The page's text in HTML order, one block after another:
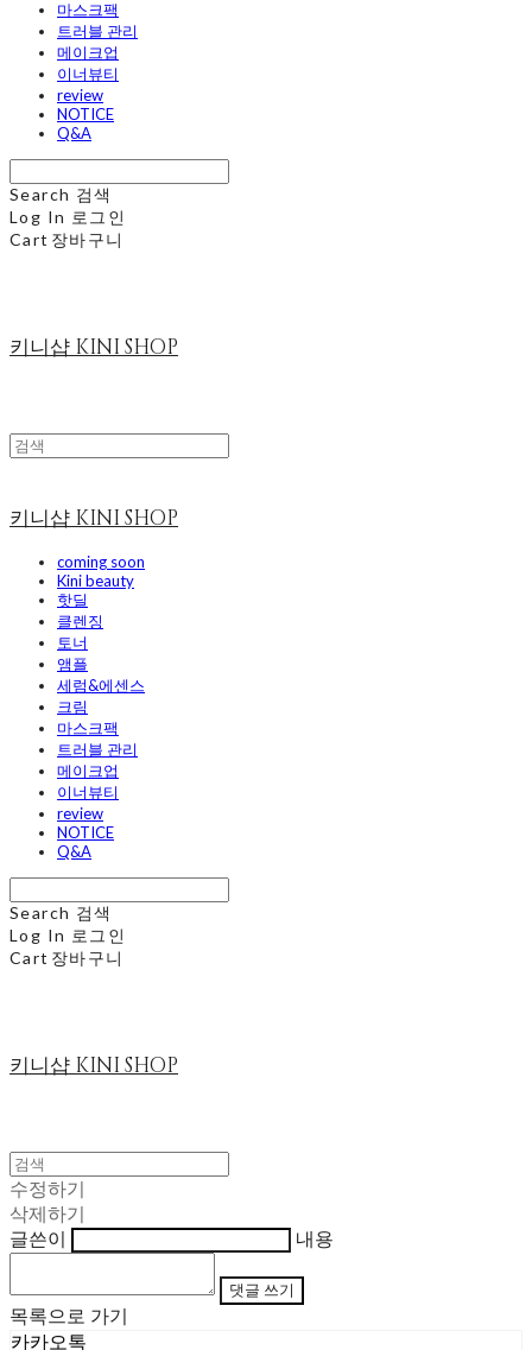
마스크팩
트러블 관리
메이크업
이너뷰티
review
NOTICE
Q&A
Search 검색
Log In 로그인
Cart 장바구니
키니샵 KINI SHOP
키니샵 KINI SHOP
coming soon
Kini beauty
핫딜
클렌징
토너
앰플
세럼&에센스
크림
마스크팩
트러블 관리
메이크업
이너뷰티
review
NOTICE
Q&A
Search 검색
Log In 로그인
Cart 장바구니
키니샵 KINI SHOP
수정하기
삭제하기
글쓴이
내용
댓글 쓰기
목록으로 가기
카카오톡